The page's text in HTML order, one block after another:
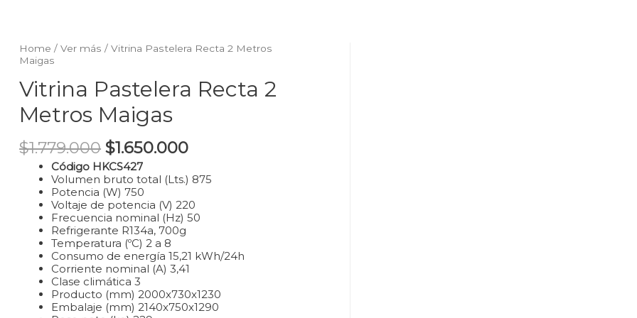
Home /Ver más / Vitrina Pastelera Recta 2 Metros
Maigas
Vitrina Pastelera Recta 2
Metros Maigas
$1.779.000 $1.650.000
Código HKCS427
Volumen bruto total (Lts.) 875
Potencia (W) 750
Voltaje de potencia (V) 220
Frecuencia nominal (Hz) 50
Refrigerante R134a, 700g
Temperatura (ºC) 2 a 8
Consumo de energía 15,21 kWh/24h
Corriente nominal (A) 3,41
Clase climática 3
Producto (mm) 2000x730x1230
Embalaje (mm) 2140x750x1290